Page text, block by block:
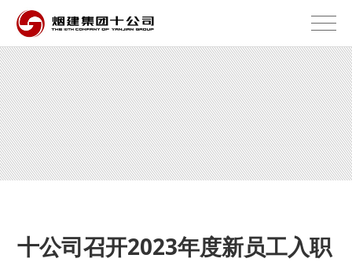
十公司召开2023年度新员工入职